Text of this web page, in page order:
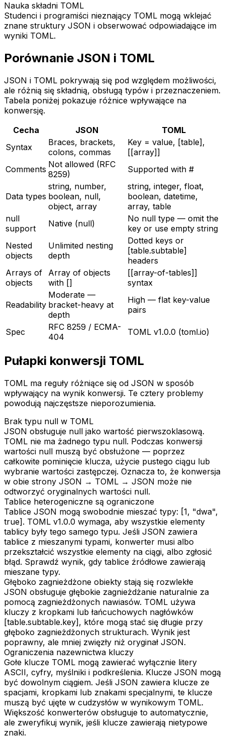
Nauka składni TOML
Studenci i programiści nieznający TOML mogą wklejać
znane struktury JSON i obserwować odpowiadające im
wyniki TOML.
Porównanie JSON i TOML
JSON i TOML pokrywają się pod względem możliwości,
ale różnią się składnią, obsługą typów i przeznaczeniem.
Tabela poniżej pokazuje różnice wpływające na
konwersję.
Cecha
JSON
TOML
Syntax
Braces, brackets,
colons, commas
Key = value, [table],
[[array]]
Comments Not allowed (RFC
8259)
Supported with #
Data types
string, number,
boolean, null,
object, array
string, integer, float,
boolean, datetime,
array, table
null
support
Native (null)
No null type — omit the
key or use empty string
Nested
objects
Unlimited nesting
depth
Dotted keys or
[table.subtable]
headers
Arrays of
objects
Array of objects
with []
[[array-of-tables]]
syntax
Readability
Moderate —
bracket-heavy at
depth
High — flat key-value
pairs
Spec
RFC 8259 / ECMA-
404
TOML v1.0.0 (toml.io)
Pułapki konwersji TOML
TOML ma reguły różniące się od JSON w sposób
wpływający na wynik konwersji. Te cztery problemy
powodują najczęstsze nieporozumienia.
Brak typu null w TOML
JSON obsługuje null jako wartość pierwszoklasową.
TOML nie ma żadnego typu null. Podczas konwersji
wartości null muszą być obsłużone — poprzez
całkowite pominięcie klucza, użycie pustego ciągu lub
wybranie wartości zastępczej. Oznacza to, że konwersja
w obie strony JSON → TOML → JSON może nie
odtworzyć oryginalnych wartości null.
Tablice heterogeniczne są ograniczone
Tablice JSON mogą swobodnie mieszać typy: [1, "dwa",
true]. TOML v1.0.0 wymaga, aby wszystkie elementy
tablicy były tego samego typu. Jeśli JSON zawiera
tablice z mieszanymi typami, konwerter musi albo
przekształcić wszystkie elementy na ciągi, albo zgłosić
błąd. Sprawdź wynik, gdy tablice źródłowe zawierają
mieszane typy.
Głęboko zagnieżdżone obiekty stają się rozwlekłe
JSON obsługuje głębokie zagnieżdżanie naturalnie za
pomocą zagnieżdżonych nawiasów. TOML używa
kluczy z kropkami lub łańcuchowych nagłówków
[table.subtable.key], które mogą stać się długie przy
głęboko zagnieżdżonych strukturach. Wynik jest
poprawny, ale mniej zwięzły niż oryginał JSON.
Ograniczenia nazewnictwa kluczy
Gołe klucze TOML mogą zawierać wyłącznie litery
ASCII, cyfry, myślniki i podkreślenia. Klucze JSON mogą
być dowolnym ciągiem. Jeśli JSON zawiera klucze ze
spacjami, kropkami lub znakami specjalnymi, te klucze
muszą być ujęte w cudzysłów w wynikowym TOML.
Większość konwerterów obsługuje to automatycznie,
ale zweryfikuj wynik, jeśli klucze zawierają nietypowe
znaki.